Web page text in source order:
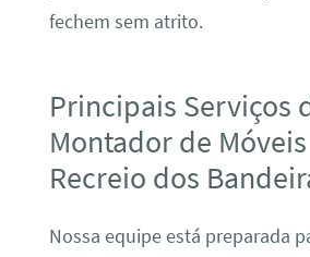
fechem sem atrito.
Principais Serviços
Montador de
Recreio dos
Nossa equipe está preparada